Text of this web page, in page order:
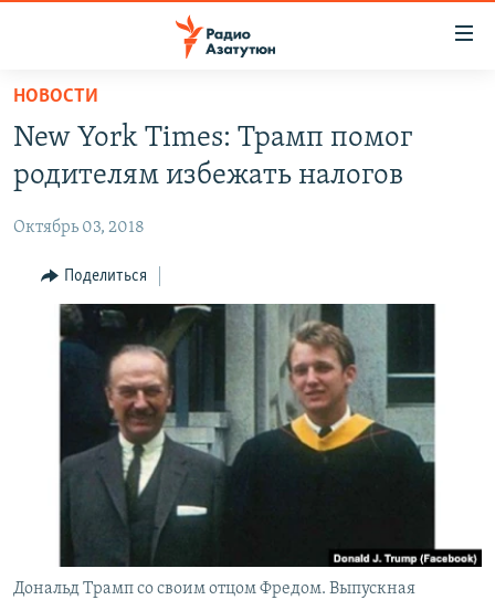
Перейти
основному
содержанию
Перейти
навигации
Перейти
ПОЛИТИКА
ОБЩЕСТВО
ЭКОНОМИКА
РЕГИОН
НАГОРНЫЙ КАРАБАХ
КУЛЬТУРА
English
НОВОСТИ
New York Times: Трамп помог
родителям избежать налогов
Октябрь 03, 2018
Поделиться
Дональд Трамп со своим отцом Фредом. Выпускная